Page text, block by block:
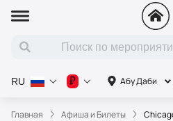
Абу Даби
RU ₽
Главная Афиша и Билеты